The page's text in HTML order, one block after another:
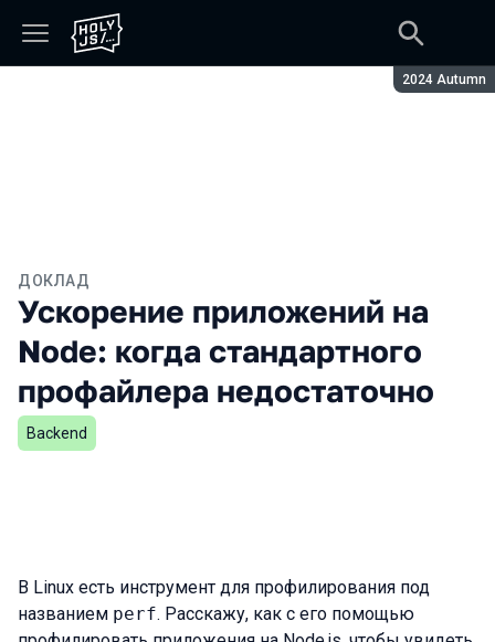
Сезон:
2024 Autumn
ДОКЛАД
Ускорение приложений на
Node: когда стандартного
профайлера недостаточно
Backend
В Linux есть инструмент для профилирования под
названием perf. Расскажу, как с его помощью